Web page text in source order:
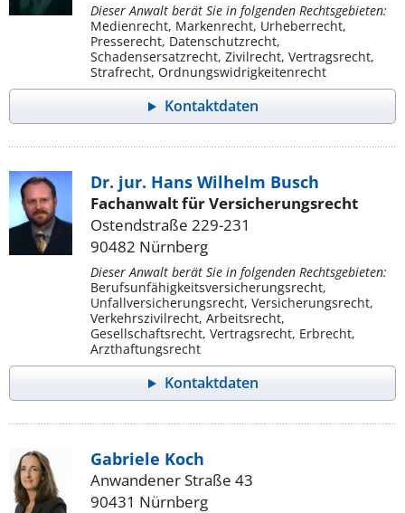
Dieser Anwalt berät Sie in folgenden Rechtsgebieten:
Medienrecht, Markenrecht, Urheberrecht,
Presserecht, Datenschutzrecht,
Schadensersatzrecht, Zivilrecht, Vertragsrecht,
Strafrecht, Ordnungswidrigkeitenrecht
Kontaktdaten
Dr. jur. Hans Wilhelm Busch
Fachanwalt für Versicherungsrecht
Ostendstraße 229-231
90482 Nürnberg
Dieser Anwalt berät Sie in folgenden Rechtsgebieten:
Berufsunfähigkeitsversicherungsrecht,
Unfallversicherungsrecht, Versicherungsrecht,
Verkehrszivilrecht, Arbeitsrecht,
Gesellschaftsrecht, Vertragsrecht, Erbrecht,
Arzthaftungsrecht
Kontaktdaten
Gabriele Koch
Anwandener Straße 43
90431 Nürnberg